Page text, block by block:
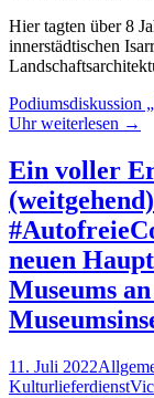
Hier tagten über 8
innerstädtischen
Podiumsdiskussion
Uhrweiterlesen →
Ein voller
neuen
Museums
11. Juli 2022
Kulturlieferdienst